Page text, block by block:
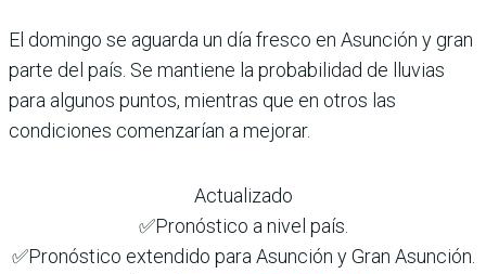
El domingo se aguarda un día fresco en Asunción y gran
parte del país. Se mantiene la probabilidad de lluvias
para algunos puntos, mientras que en otros las
condiciones comenzarían a mejorar.
Actualizado
✅Pronóstico a nivel país.
✅Pronóstico extendido para Asunción y Gran Asunción.